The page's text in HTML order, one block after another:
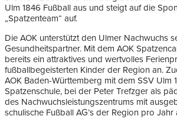
Ulm 1846 Fußball aus und steigt auf die
„Spatzenteam“ auf.
Die AOK unterstützt den Ulmer Nachwuchs
Gesundheitspartner. Mit dem AOK
bereits ein attraktives und wertvolles
fußballbegeisterten Kinder der Region an.
AOK Baden-Württemberg mit dem SSV Ulm
Spatzenschule, bei der Peter Trefzger als
des Nachwuchsleistungszentrums mit
schulische Fußball AG’s der Region pro